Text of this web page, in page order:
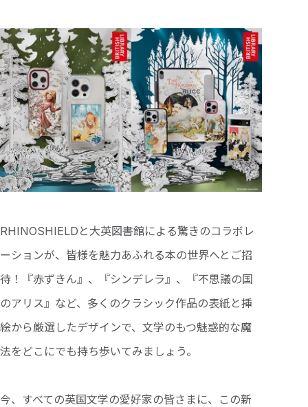
RHINOSHIELDと大英図書館による驚きのコラボレ
ーションが、皆様を魅力あふれる本の世界へとご招
待！『赤ずきん』、『シンデレラ』、『不思議の国
のアリス』など、多くのクラシック作品の表紙と挿
絵から厳選したデザインで、文学のもつ魅惑的な魔
法をどこにでも持ち歩いてみましょう。
今、すべての英国文学の愛好家の皆さまに、この新